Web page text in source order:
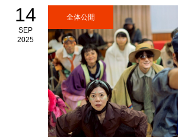
14
SEP
2025
全体公開